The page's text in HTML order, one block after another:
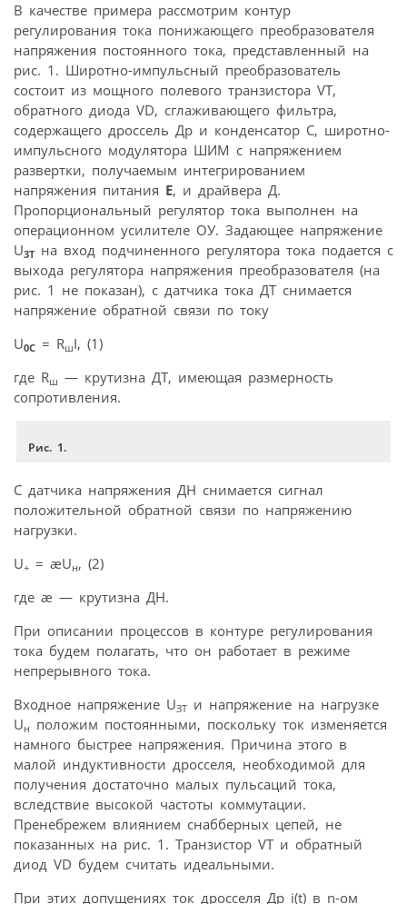
В качестве примера рассмотрим контур
регулирования тока понижающего преобразователя
напряжения постоянного тока, представленный на
рис. 1. Широтно-импульсный преобразователь
состоит из мощного полевого транзистора VT,
обратного диода VD, сглаживающего фильтра,
содержащего дроссель Др и конденсатор С, широтно-
импульсного модулятора ШИМ с напряжением
развертки, получаемым интегрированием
напряжения питания Е, и драйвера Д.
Пропорциональный регулятор тока выполнен на
операционном усилителе ОУ. Задающее напряжение
U3Tна вход подчиненного регулятора тока подается с
выхода регулятора напряжения преобразователя (на
рис. 1 не показан), с датчика тока ДТ снимается
напряжение обратной связи по току
U0C = RшI, (1)
где Rш — крутизна ДТ, имеющая размерность
сопротивления.
Рис. 1.
С датчика напряжения ДН снимается сигнал
положительной обратной связи по напряжению
нагрузки.
U+ = æUн, (2)
где æ — крутизна ДН.
При описании процессов в контуре регулирования
тока будем полагать, что он работает в режиме
непрерывного тока.
Входное напряжение UЗТ и напряжение на нагрузке
Uн положим постоянными, поскольку ток изменяется
намного быстрее напряжения. Причина этого в
малой индуктивности дросселя, необходимой для
получения достаточно малых пульсаций тока,
вследствие высокой частоты коммутации.
Пренебрежем влиянием снабберных цепей, не
показанных на рис. 1. Транзистор VT и обратный
диод VD будем считать идеальными.
При этих допущениях ток дросселя Др i(t) в n-ом